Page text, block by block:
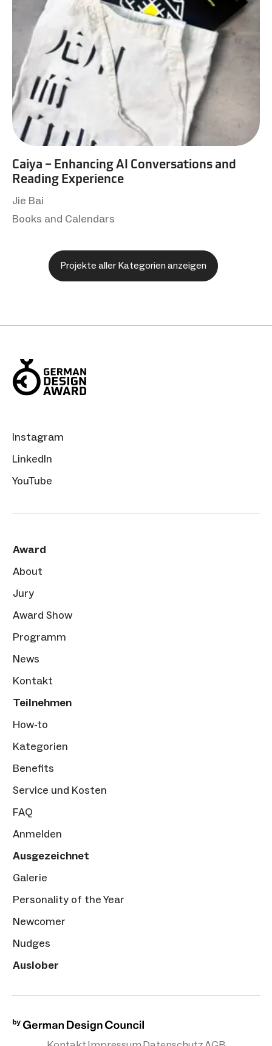
Caiya – Enhancing AI Conversations and
Reading Experience
Jie Bai
Books and Calendars
Projekte aller Kategorien anzeigen
Instagram
LinkedIn
YouTube
Award
About
Jury
Award Show
Programm
News
Kontakt
Teilnehmen
How-to
Kategorien
Benefits
Service und Kosten
FAQ
Anmelden
Ausgezeichnet
Galerie
Personality of the Year
Newcomer
Nudges
Auslober